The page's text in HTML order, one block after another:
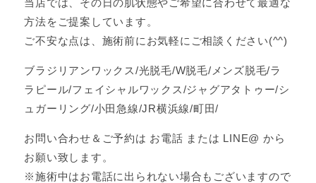
当店では、その日の肌状態やご希望に合わせて最適な
方法をご提案しています。
ご不安な点は、施術前にお気軽にご相談ください(^^)
ブラジリアンワックス/光脱毛/W脱毛/メンズ脱毛/ラ
ラピール/フェイシャルワックス/ジャグアタトゥー/シ
ュガーリング/小田急線/JR横浜線/町田/
お問い合わせ＆ご予約は お電話 または LINE@ から
お願い致します。
※施術中はお電話に出られない場合もございますので